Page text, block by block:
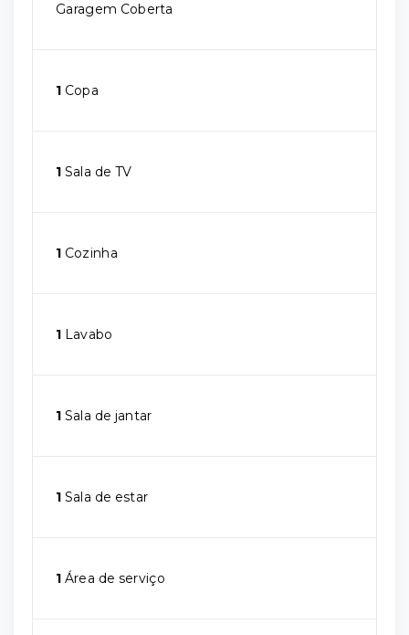
Garagem Coberta
1 Copa
1 Sala de TV
1 Cozinha
1 Lavabo
1 Sala de jantar
1 Sala de estar
1 Área de serviço